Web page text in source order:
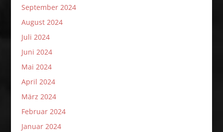
September 2024
August 2024
Juli 2024
Juni 2024
Mai 2024
April 2024
März 2024
Februar 2024
Januar 2024